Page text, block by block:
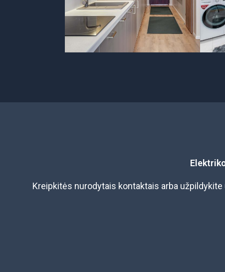
Kreipkitės nurodytais kontaktais arba